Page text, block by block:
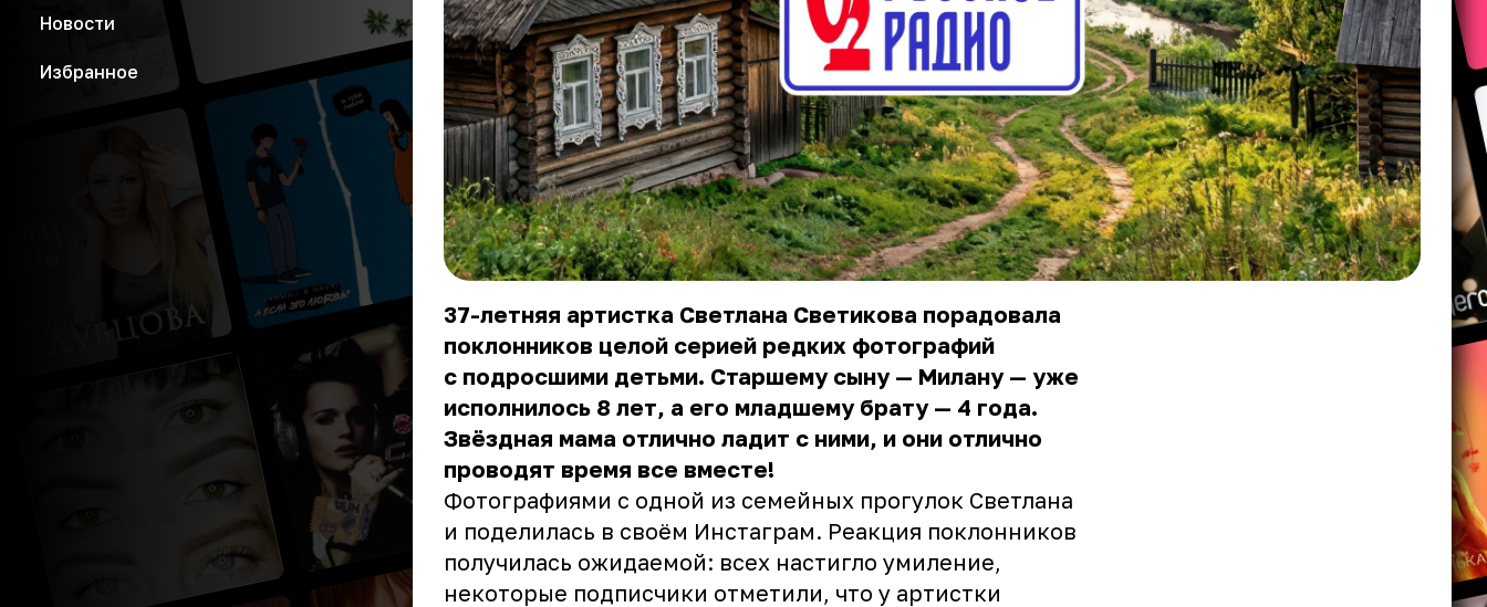
Новости
Избранное
37-летняя артистка Светлана Светикова порадовала
поклонников целой серией редких фотографий
с подросшими детьми. Старшему сыну — Милану — уже
исполнилось 8 лет, а его младшему брату — 4 года.
Звёздная мама отлично ладит с ними, и они отлично
проводят время все вместе!
Фотографиями с одной из семейных прогулок Светлана
и поделилась в своём Инстаграм. Реакция поклонников
получилась ожидаемой: всех настигло умиление,
некоторые подписчики отметили, что у артистки